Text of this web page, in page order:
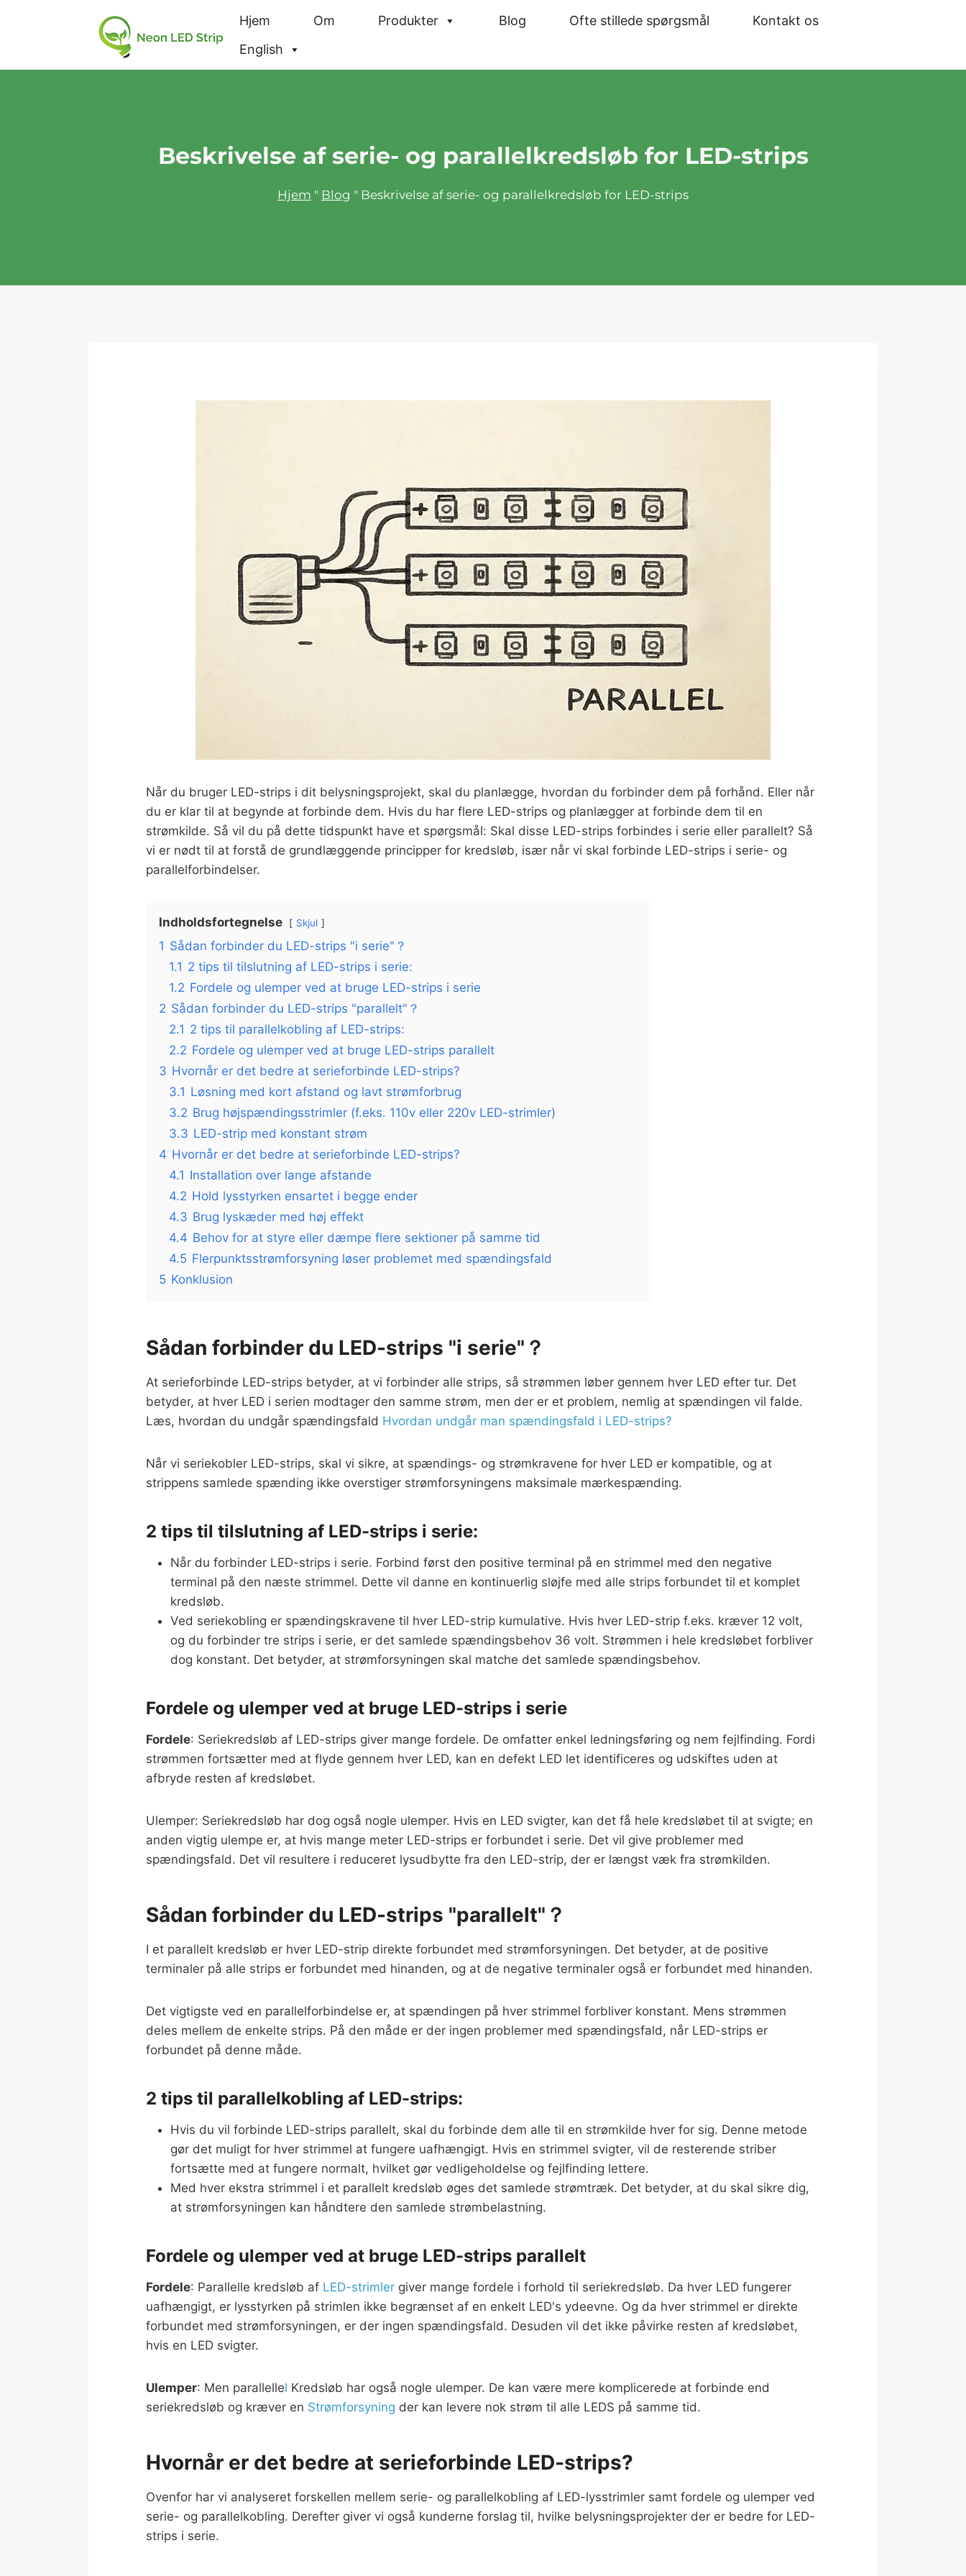
Hjem Om Produkter Blog Ofte stillede spørgsmål
Kontakt os
English
Beskrivelse af serie- og parallelkredsløb for LED-strips
Hjem " Blog " Beskrivelse af serie- og parallelkredsløb for LED-strips
Når du bruger LED-strips i dit belysningsprojekt, skal du planlægge, hvordan du forbinder dem på forhånd. Eller når
du er klar til at begynde at forbinde dem. Hvis du har flere LED-strips og planlægger at forbinde dem til en
strømkilde. Så vil du på dette tidspunkt have et spørgsmål: Skal disse LED-strips forbindes i serie eller parallelt? Så
vi er nødt til at forstå de grundlæggende principper for kredsløb, især når vi skal forbinde LED-strips i serie- og
parallelforbindelser.
Indholdsfortegnelse Skjul
1 Sådan forbinder du LED-strips "i serie"？
1.1 2 tips til tilslutning af LED-strips i serie:
1.2 Fordele og ulemper ved at bruge LED-strips i serie
2 Sådan forbinder du LED-strips "parallelt"？
2.1 2 tips til parallelkobling af LED-strips:
2.2 Fordele og ulemper ved at bruge LED-strips parallelt
3 Hvornår er det bedre at serieforbinde LED-strips?
3.1 Løsning med kort afstand og lavt strømforbrug
3.2 Brug højspændingsstrimler (f.eks. 110v eller 220v LED-strimler)
3.3 LED-strip med konstant strøm
4 Hvornår er det bedre at serieforbinde LED-strips?
4.1 Installation over lange afstande
4.2 Hold lysstyrken ensartet i begge ender
4.3 Brug lyskæder med høj effekt
4.4 Behov for at styre eller dæmpe flere sektioner på samme tid
4.5 Flerpunktsstrømforsyning løser problemet med spændingsfald
5 Konklusion
Sådan forbinder du LED-strips "i serie"？
At serieforbinde LED-strips betyder, at vi forbinder alle strips, så strømmen løber gennem hver LED efter tur. Det
betyder, at hver LED i serien modtager den samme strøm, men der er et problem, nemlig at spændingen vil falde.
Læs, hvordan du undgår spændingsfald Hvordan undgår man spændingsfald i LED-strips?
Når vi seriekobler LED-strips, skal vi sikre, at spændings- og strømkravene for hver LED er kompatible, og at
strippens samlede spænding ikke overstiger strømforsyningens maksimale mærkespænding.
2 tips til tilslutning af LED-strips i serie:
Når du forbinder LED-strips i serie. Forbind først den positive terminal på en strimmel med den negative
terminal på den næste strimmel. Dette vil danne en kontinuerlig sløjfe med alle strips forbundet til et komplet
kredsløb.
Ved seriekobling er spændingskravene til hver LED-strip kumulative. Hvis hver LED-strip f.eks. kræver 12 volt,
og du forbinder tre strips i serie, er det samlede spændingsbehov 36 volt. Strømmen i hele kredsløbet forbliver
dog konstant. Det betyder, at strømforsyningen skal matche det samlede spændingsbehov.
Fordele og ulemper ved at bruge LED-strips i serie
Fordele: Seriekredsløb af LED-strips giver mange fordele. De omfatter enkel ledningsføring og nem fejlfinding. Fordi
strømmen fortsætter med at flyde gennem hver LED, kan en defekt LED let identificeres og udskiftes uden at
afbryde resten af kredsløbet.
Ulemper: Seriekredsløb har dog også nogle ulemper. Hvis en LED svigter, kan det få hele kredsløbet til at svigte; en
anden vigtig ulempe er, at hvis mange meter LED-strips er forbundet i serie. Det vil give problemer med
spændingsfald. Det vil resultere i reduceret lysudbytte fra den LED-strip, der er længst væk fra strømkilden.
Sådan forbinder du LED-strips "parallelt"？
I et parallelt kredsløb er hver LED-strip direkte forbundet med strømforsyningen. Det betyder, at de positive
terminaler på alle strips er forbundet med hinanden, og at de negative terminaler også er forbundet med hinanden.
Det vigtigste ved en parallelforbindelse er, at spændingen på hver strimmel forbliver konstant. Mens strømmen
deles mellem de enkelte strips. På den måde er der ingen problemer med spændingsfald, når LED-strips er
forbundet på denne måde.
2 tips til parallelkobling af LED-strips:
Hvis du vil forbinde LED-strips parallelt, skal du forbinde dem alle til en strømkilde hver for sig. Denne metode
gør det muligt for hver strimmel at fungere uafhængigt. Hvis en strimmel svigter, vil de resterende striber
fortsætte med at fungere normalt, hvilket gør vedligeholdelse og fejlfinding lettere.
Med hver ekstra strimmel i et parallelt kredsløb øges det samlede strømtræk. Det betyder, at du skal sikre dig,
at strømforsyningen kan håndtere den samlede strømbelastning.
Fordele og ulemper ved at bruge LED-strips parallelt
Fordele: Parallelle kredsløb af LED-strimler giver mange fordele i forhold til seriekredsløb. Da hver LED fungerer
uafhængigt, er lysstyrken på strimlen ikke begrænset af en enkelt LED's ydeevne. Og da hver strimmel er direkte
forbundet med strømforsyningen, er der ingen spændingsfald. Desuden vil det ikke påvirke resten af kredsløbet,
hvis en LED svigter.
Ulemper: Men parallellel Kredsløb har også nogle ulemper. De kan være mere komplicerede at forbinde end
seriekredsløb og kræver en Strømforsyning der kan levere nok strøm til alle LEDS på samme tid.
Hvornår er det bedre at serieforbinde LED-strips?
Ovenfor har vi analyseret forskellen mellem serie- og parallelkobling af LED-lysstrimler samt fordele og ulemper ved
serie- og parallelkobling. Derefter giver vi også kunderne forslag til, hvilke belysningsprojekter der er bedre for LED-
strips i serie.